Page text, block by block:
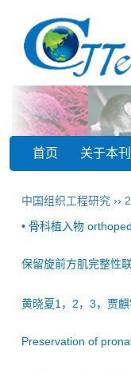
首页 关于本刊
中国组织工程研究 ››
• 骨科植入物
保留旋前方肌完整性
黄晓夏1，2，3，贾
Preservation of